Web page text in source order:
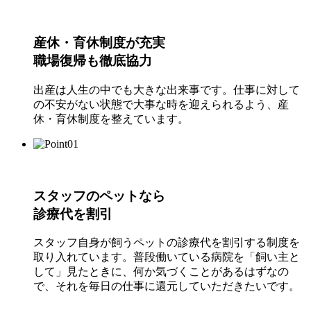
産休・育休制度が充実
職場復帰も徹底協力
出産は人生の中でも大きな出来事です。仕事に対して
の不安がない状態で大事な時を迎えられるよう、産
休・育休制度を整えています。
スタッフのペットなら
診療代を割引
スタッフ自身が飼うペットの診療代を割引する制度を
取り入れています。普段働いている病院を「飼い主と
して」見たときに、何か気づくことがあるはずなの
で、それを毎日の仕事に還元していただきたいです。